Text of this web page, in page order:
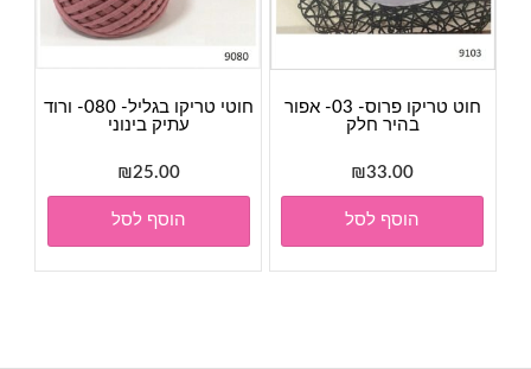
חוט טריקו פרוס- 03- אפור
בהיר חלק
₪33.00
הוסף לסל
חוטי טריקו בגליל- 080- ורוד
עתיק בינוני
₪25.00
הוסף לסל